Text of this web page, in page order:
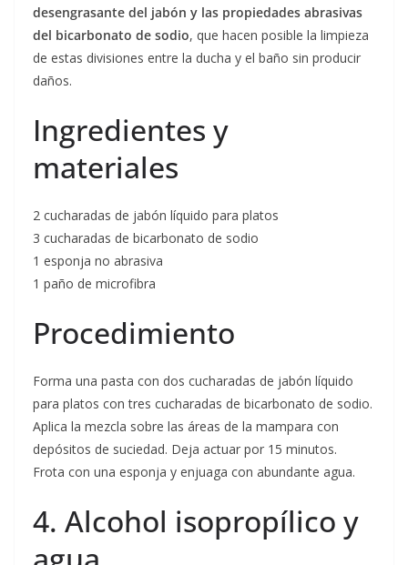
desengrasante del jabón y las propiedades abrasivas
del bicarbonato de sodio, que hacen posible la limpieza
de estas divisiones entre la ducha y el baño sin producir
daños.
Ingredientes y
materiales
2 cucharadas de jabón líquido para platos
3 cucharadas de bicarbonato de sodio
1 esponja no abrasiva
1 paño de microfibra
Procedimiento
Forma una pasta con dos cucharadas de jabón líquido
para platos con tres cucharadas de bicarbonato de sodio.
Aplica la mezcla sobre las áreas de la mampara con
depósitos de suciedad. Deja actuar por 15 minutos.
Frota con una esponja y enjuaga con abundante agua.
4. Alcohol isopropílico y